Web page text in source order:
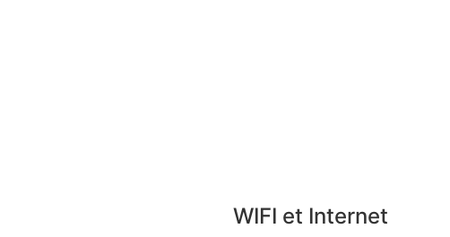
WIFI et Internet